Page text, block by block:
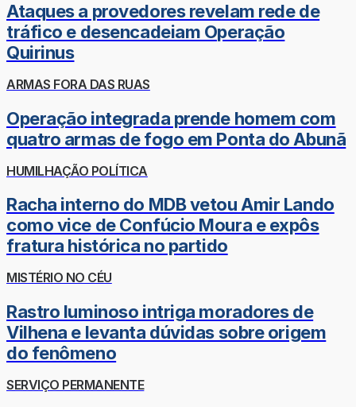
Ataques a provedores revelam rede de
tráfico e desencadeiam Operação
Quirinus
ARMAS FORA DAS RUAS
Operação integrada prende homem com
quatro armas de fogo em Ponta do Abunã
HUMILHAÇÃO POLÍTICA
Racha interno do MDB vetou Amir Lando
como vice de Confúcio Moura e expôs
fratura histórica no partido
MISTÉRIO NO CÉU
Rastro luminoso intriga moradores de
Vilhena e levanta dúvidas sobre origem
do fenômeno
SERVIÇO PERMANENTE